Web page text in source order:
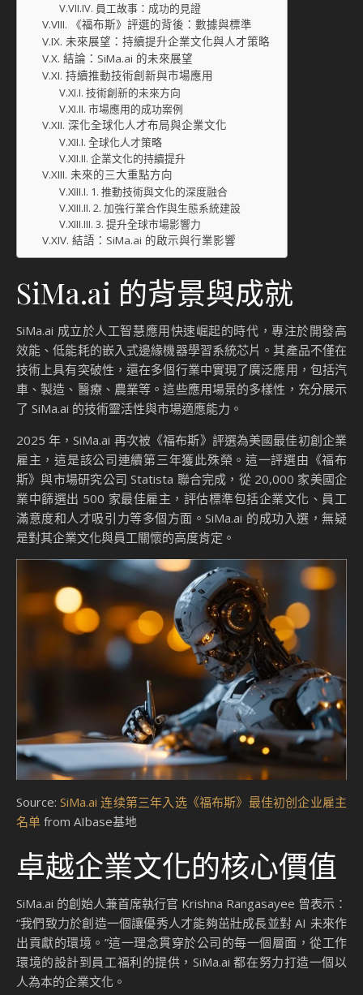
員工故事：成功的見證
《福布斯》評選的背後：數據與標準
未來展望：持續提升企業文化與人才策略
結論：SiMa.ai 的未來展望
持續推動技術創新與市場應用
技術創新的未來方向
市場應用的成功案例
深化全球化人才布局與企業文化
全球化人才策略
企業文化的持續提升
未來的三大重點方向
1. 推動技術與文化的深度融合
2. 加強行業合作與生態系統建設
3. 提升全球市場影響力
結語：SiMa.ai 的啟示與行業影響
SiMa.ai 的背景與成就
SiMa.ai 成立於人工智慧應用快速崛起的時代，專注於開發高
效能、低能耗的嵌入式邊緣機器學習系統芯片。其產品不僅在
技術上具有突破性，還在多個行業中實現了廣泛應用，包括汽
車、製造、醫療、農業等。這些應用場景的多樣性，充分展示
了 SiMa.ai 的技術靈活性與市場適應能力。
2025 年，SiMa.ai 再次被《福布斯》評選為美國最佳初創企業
雇主，這是該公司連續第三年獲此殊榮。這一評選由《福布
斯》與市場研究公司 Statista 聯合完成，從 20,000 家美國企
業中篩選出 500 家最佳雇主，評估標準包括企業文化、員工
滿意度和人才吸引力等多個方面。SiMa.ai 的成功入選，無疑
是對其企業文化與員工關懷的高度肯定。
Source:SiMa.ai 连续第三年入选《福布斯》最佳初创企业雇主
名单 from AIbase基地
卓越企業文化的核心價值
SiMa.ai 的創始人兼首席執行官 Krishna Rangasayee 曾表示：
“我們致力於創造一個讓優秀人才能夠茁壯成長並對 AI 未來作
出貢獻的環境。”這一理念貫穿於公司的每一個層面，從工作
環境的設計到員工福利的提供，SiMa.ai 都在努力打造一個以
人為本的企業文化。